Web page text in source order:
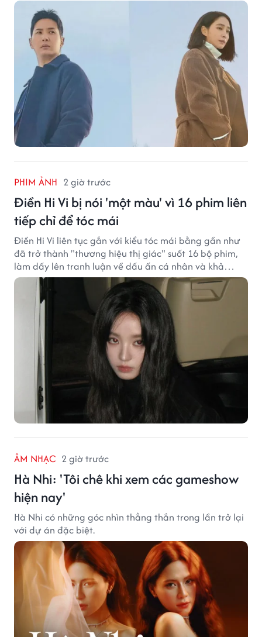
PHIM ẢNH 2 giờ trước
Điền Hi Vi bị nói 'một màu' vì 16 phim liên
tiếp chỉ để tóc mái
Điền Hi Vi liên tục gắn với kiểu tóc mái bằng gần như
đã trở thành "thương hiệu thị giác" suốt 16 bộ phim,
làm dấy lên tranh luận về dấu ấn cá nhân và khả
năng biến hóa trên màn ảnh.
ÂM NHẠC 2 giờ trước
Hà Nhi: 'Tôi chê khi xem các gameshow
hiện nay'
Hà Nhi có những góc nhìn thẳng thắn trong lần trở lại
với dự án đặc biệt.